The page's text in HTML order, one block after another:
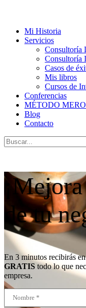
Mi Historia
Servicios
Consultoría
Consultoría
Casos de
Mis libros
Cursos de
Conferencias
MÉTODO
Blog
Contacto
de tu
En 3 minutos recibirás
GRATIS todo lo que
empresa.